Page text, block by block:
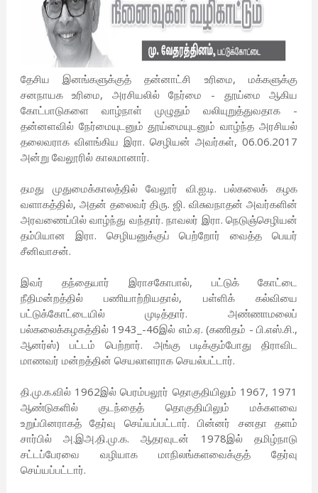
தேசிய இனங்களுக்குத் தன்னாட்சி உரிமை, மக்களுக்கு
சனநாயக உரிமை, அரசியலில் நேர்மை - தூய்மை ஆகிய
கோட்பாடுகளை வாழ்நாள் முழுதும் வலியுறுத்துவதாக -
தன்னளவில் நேர்மையுடனும் தூய்மையுடனும் வாழ்ந்த அரசியல்
தலைவராக விளங்கிய இரா. செழியன் அவர்கள், 06.06.2017
அன்று வேலூரில் காலமானார்.
தமது முதுமைக்காலத்தில் வேலூர் வி.ஐ.டி. பல்கலைக் கழக
வளாகத்தில், அதன் தலைவர் திரு. ஜி. விசுவநாதன் அவர்களின்
அரவணைப்பில் வாழ்ந்து வந்தார். நாவலர் இரா. நெடுஞ்செழியன்
தம்பியான இரா. செழியனுக்குப் பெற்றோர் வைத்த பெயர்
சீனிவாசன்.
இவர் தந்தையார் இராசகோபால், பட்டுக் கோட்டை
நீதிமன்றத்தில் பணியாற்றியதால், பள்ளிக் கல்வியை
பட்டுக்கோட்டையில் முடித்தார். அண்ணாமலைப்
பல்கலைக்கழகத்தில் 1943_-46இல் எம்.ஏ. (கணிதம் - பி.எஸ்.சி.,
ஆனர்ஸ்) பட்டம் பெற்றார். அங்கு படிக்கும்போது திராவிட
மாணவர் மன்றத்தின் செயலாளராக செயல்பட்டார்.
தி.மு.க.வில் 1962இல் பெரம்பலூர் தொகுதியிலும் 1967, 1971
ஆண்டுகளில் குடந்தைத் தொகுதியிலும் மக்களவை
உறுப்பினராகத் தேர்வு செய்யப்பட்டார். பின்னர் சனதா தளம்
சார்பில் அ.இஅ.தி.மு.க. ஆதரவுடன் 1978இல் தமிழ்நாடு
சட்டப்பேரவை வழியாக மாநிலங்களவைக்குத் தேர்வு
செய்யப்பட்டார்.